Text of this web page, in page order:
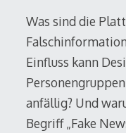
Was sind die
Einfluss kann
anfällig? Und
Begriff „Fake